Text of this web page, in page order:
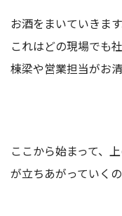
お酒をまいていきます
これはどの現場でも
棟梁や営業担当がお清
ここから始まって、
が立ちあがっていくの